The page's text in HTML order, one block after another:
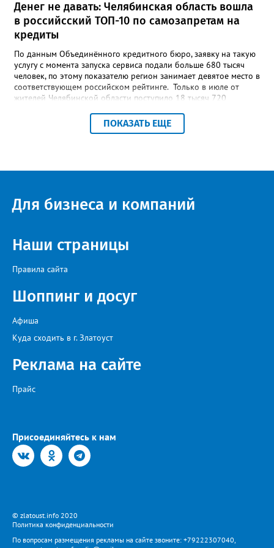
Денег не давать: Челябинская область вошла
в российсский ТОП-10 по самозапретам на
кредиты
По данным Объединённого кредитного бюро, заявку на такую
услугу с момента запуска сервиса подали больше 680 тысяч
человек, по этому показателю регион занимает девятое место в
соответствующем российском рейтинге. Только в июле от
жителей Челябинской области поступило 18 тысяч 720
снятие. В целом не давать им взаймы сегодня просят 543 с
лишним тысячи человек. Почти 89 тысяч за это время решили
ПОКАЗАТЬ ЕЩЕ
Для бизнеса и компаний
Наши страницы
Правила сайта
Шоппинг и досуг
Афиша
Куда сходить в г. Златоуст
Реклама на сайте
Прайс
Присоединяйтесь к нам
© zlatoust.info 2020
Политика конфиденциальности
По вопросам размещения рекламы на сайте звоните: +79222307040,